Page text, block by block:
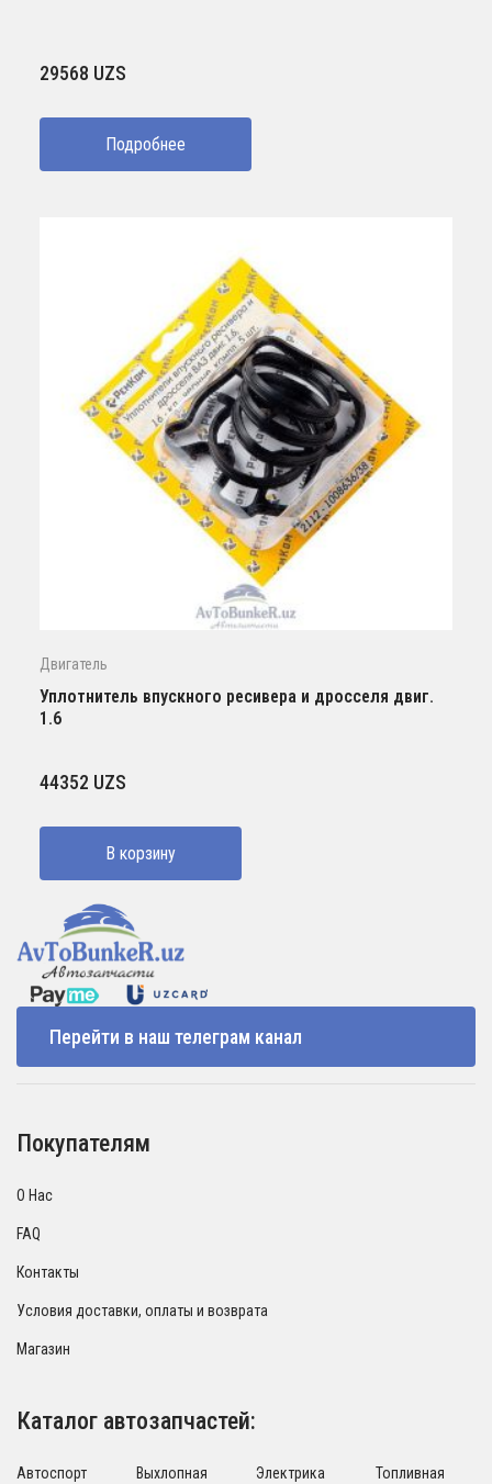
29568 UZS
Подробнее
Двигатель
Уплотнитель впускного ресивера и дросселя двиг.
1.6
44352 UZS
В корзину
Перейти в наш телеграм канал
Покупателям
О Нас
FAQ
Контакты
Условия доставки, оплаты и возврата
Магазин
Каталог автозапчастей:
Автоспорт
Выхлопная
Электрика
Топливная